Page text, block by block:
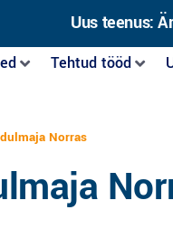
Uus teenus:
Tehtud tööd
Norras